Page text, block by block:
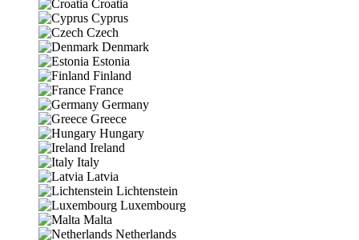
Croatia
Cyprus
Czech
Denmark
Estonia
Finland
France
Germany
Greece
Hungary
Ireland
Italy
Latvia
Lichtenstein
Luxembourg
Malta
Netherlands